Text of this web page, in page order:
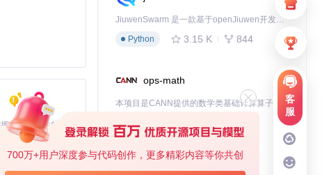
客
服
700万+用户深度参与代码创作，更多精彩内容等你共创
基于Python的Xiaozhi AI，适用于想要完整Xiaozhi体验而无需拥有专用硬件的用户。
JiuwenSwarm 是一款基于openJiuwen开发的智能AI Agent，它能够将大语言模型的强大能力，通过你日常使用的各类通讯应用，直接延伸至你的指尖。
Python
3.15 K 844
ops-math
C++
deveco-code